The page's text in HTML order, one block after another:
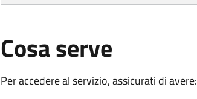
Cosa serve
Per accedere al servizio, assicurati di avere: